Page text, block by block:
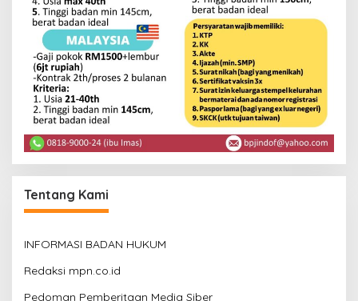
Tentang Kami
INFORMASI BADAN HUKUM
Redaksi mpn.co.id
Pedoman Pemberitaan Media Siber